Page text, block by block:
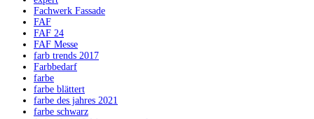
Fachwerk Fassade
FAF
FAF 24
FAF Messe
farb trends 2017
Farbbedarf
farbe
farbe blättert
farbe des jahres 2021
farbe schwarz